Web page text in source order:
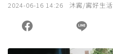
2024-06-16 14:26 沐寗/寗好生活